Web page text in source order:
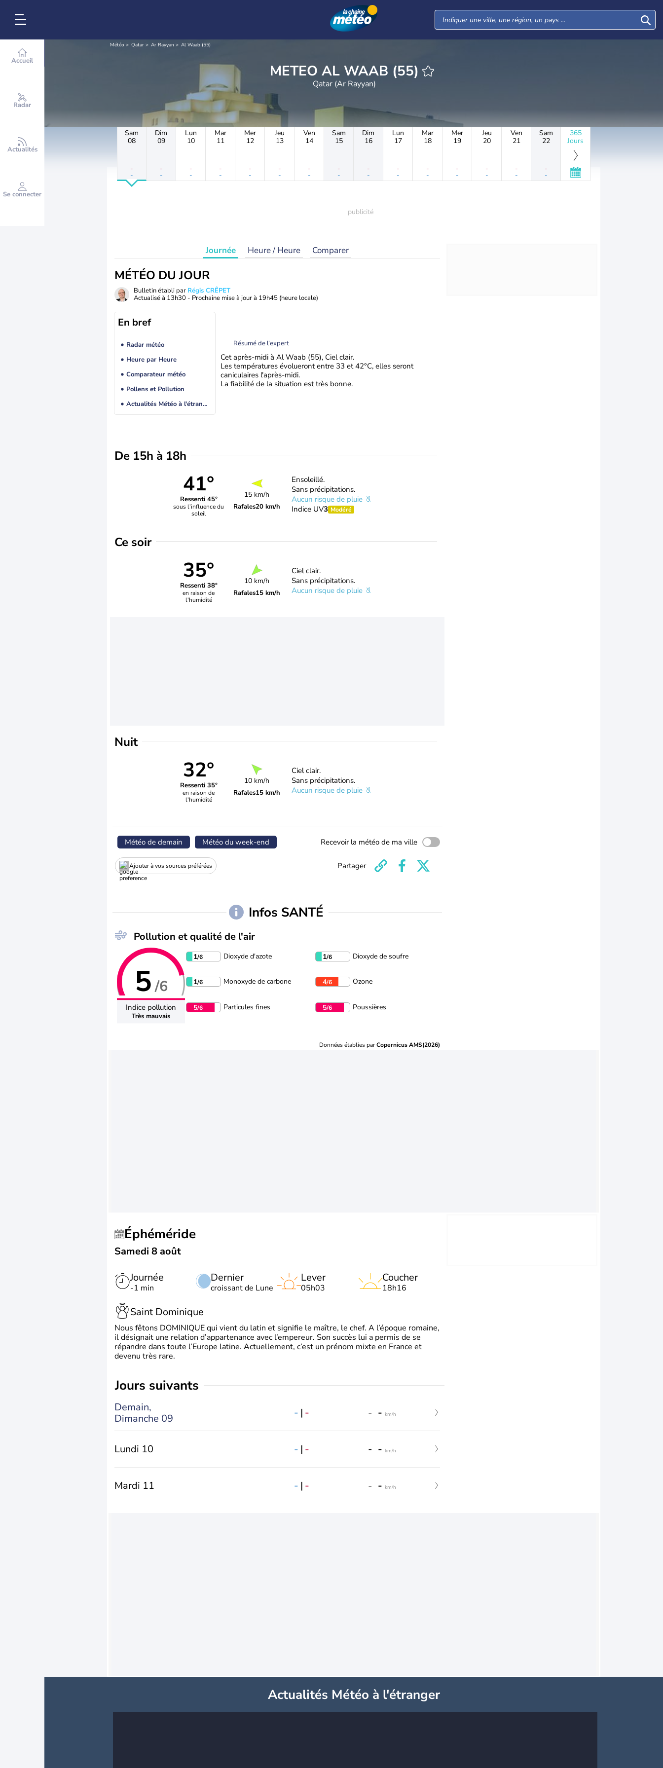
Accueil
Radar
Actualités
Se connecter
Météo Qatar Ar Rayyan Al Waab (55)
METEO AL WAAB (55)
Qatar (Ar Rayyan)
Sam
08
-
-
Dim
09
-
-
Lun
10
-
-
Mar
11
-
-
Mer
12
-
-
Jeu
13
-
-
Ven
14
-
-
Sam
15
-
-
Dim
16
-
-
Lun
17
-
-
Mar
18
-
-
Mer
19
-
-
Jeu
20
-
-
Ven
21
-
-
Sam
22
-
-
365
Jours
Journée Heure / Heure Comparer
MÉTÉO DU JOUR
Bulletin établi par Régis CRÊPET
Actualisé à 13h30 - Prochaine mise à jour à 19h45 (heure locale)
En bref
Radar météo
Heure par Heure
Comparateur météo
Pollens et Pollution
Actualités Météo à l'étranger
Résumé de l’expert
Cet après-midi à Al Waab (55), Ciel clair.
Les températures évolueront entre 33 et 42°C, elles seront
caniculaires l'après-midi.
La fiabilité de la situation est très bonne.
De 15h à 18h
41°
Ressenti 45°
sous l’influence du
soleil
15 km/h
Rafales20 km/h
Ensoleillé.
Sans précipitations.
Aucun risque de pluie
Indice UV3 Modéré
Ce soir
35°
Ressenti 38°
en raison de
l'humidité
10 km/h
Rafales15 km/h
Ciel clair.
Sans précipitations.
Aucun risque de pluie
Nuit
32°
Ressenti 35°
en raison de
l'humidité
10 km/h
Rafales15 km/h
Ciel clair.
Sans précipitations.
Aucun risque de pluie
Météo de demain Météo du week-end Recevoir la météo de ma ville
Ajouter à vos sources préférées Partager
Infos SANTÉ
Pollution et qualité de l'air
5/6
Indice pollution
Très mauvais
1/6 Dioxyde d'azote 1/6 Dioxyde de soufre
1/6 Monoxyde de carbone 4/6 Ozone
5/6 Particules fines 5/6 Poussières
Données établies parCopernicus AMS(2026)
Éphéméride
Samedi 8 août
Journée
-1 min
Dernier
croissant de Lune
Lever
05h03
Coucher
18h16
Saint Dominique
Nous fêtons DOMINIQUE qui vient du latin et signifie le maître, le chef. A l’époque romaine,
il désignait une relation d’appartenance avec l’empereur. Son succès lui a permis de se
répandre dans toute l’Europe latine. Actuellement, c’est un prénom mixte en France et
devenu très rare.
jours suivants
Demain,
Dimanche 09
- | - - - km/h
Lundi 10 - | - - - km/h
Mardi 11 - | - - - km/h
Actualités Météo à l'étranger